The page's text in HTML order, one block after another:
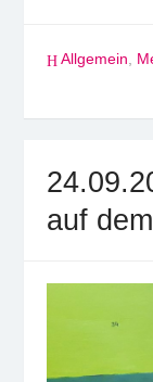
Allgemein
auf